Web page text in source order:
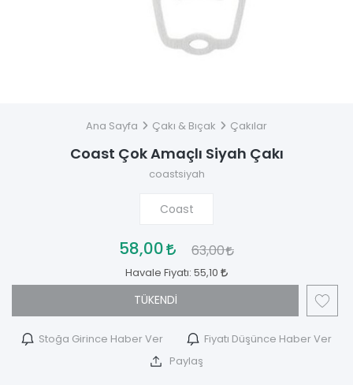
Ana Sayfa Çakı & Bıçak Çakılar
Coast Çok Amaçlı Siyah Çakı
coastsiyah
Coast
58,00 63,00
Havale Fiyatı: 55,10
TÜKENDİ
Stoğa Girince Haber Ver Fiyatı Düşünce Haber Ver
Paylaş